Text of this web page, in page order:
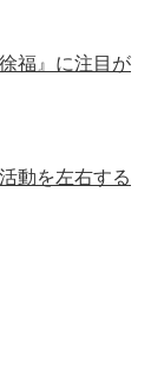
福』に注目が
動を左右する